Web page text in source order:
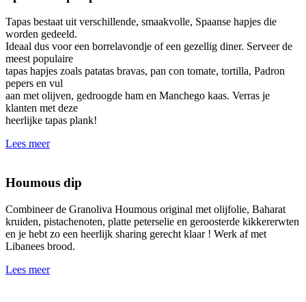
Tapas bestaat uit verschillende, smaakvolle, Spaanse hapjes die
worden gedeeld.
Ideaal dus voor een borrelavondje of een gezellig diner. Serveer de
meest populaire
tapas hapjes zoals patatas bravas, pan con tomate, tortilla, Padron
pepers en vul
aan met olijven, gedroogde ham en Manchego kaas. Verras je
klanten met deze
heerlijke tapas plank!
Lees meer
Houmous dip
Combineer de Granoliva Houmous original met olijfolie, Baharat
kruiden, pistachenoten, platte peterselie en geroosterde kikkererwten
en je hebt zo een heerlijk sharing gerecht klaar ! Werk af met
Libanees brood.
Lees meer